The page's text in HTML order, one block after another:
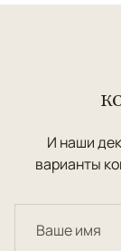
И наши
варианты